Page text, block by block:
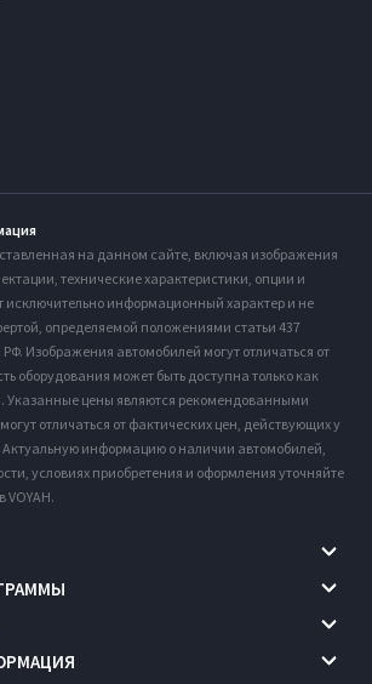
на данном сайте, включая изображения
технические характеристики, опции и
исключительно информационный характер и не
определяемой положениями статьи 437
Изображения автомобилей могут отличаться от
оборудования может быть доступна только как
Указанные цены являются рекомендованными
отличаться от фактических цен, действующих у
информацию о наличии автомобилей,
условиях приобретения и оформления уточняйте